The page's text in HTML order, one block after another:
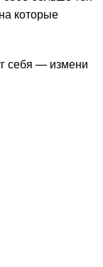
которые
себя — измени